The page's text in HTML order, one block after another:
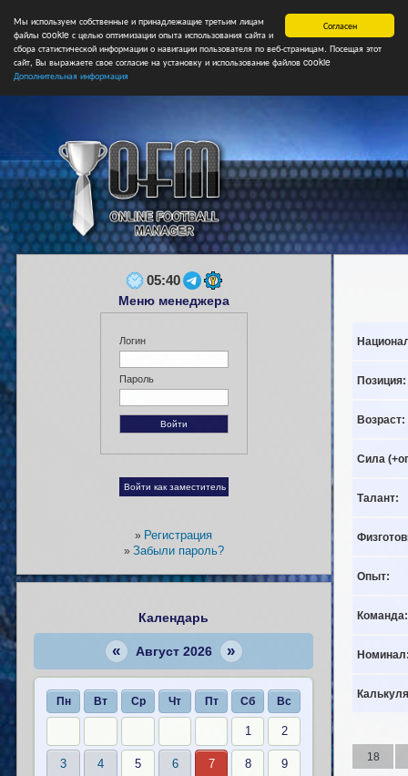
Согласен
Мы используем собственные и принадлежащие третьим лицам
файлы cookie с целью оптимизации опыта использования сайта и
сбора статистической информации о навигации пользователя по веб-страницам. Посещая этот
сайт, Вы выражаете свое согласие на установку и использование файлов cookie
Дополнительная информация
Главная Форум Турниры Сборные НФ Свободные
Позиция:
Возраст:
Сила
Талант:
Опыт:
Команда:
18
05:40
Меню менеджера
Логин
Пароль
» Регистрация
» Забыли пароль?
Календарь
« Август 2026 »
Пн Вт Ср Чт Пт Сб Вс
1 2
3 4 5 6 7 8 9